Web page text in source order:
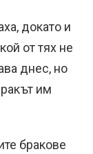
докато и
от тях не
днес, но
им
бракове